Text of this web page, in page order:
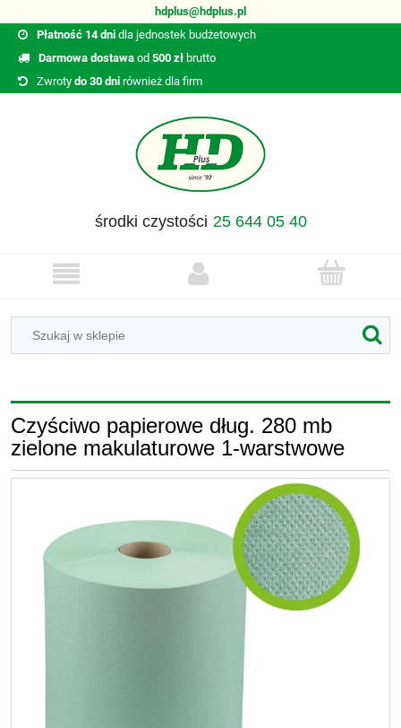
hdplus@hdplus.pl
Płatność 14 dni dla jednostek budżetowych
Darmowa dostawa od 500 zł brutto
Zwroty do 30 dni również dla firm
środki czystości 25 644 05 40
Czyściwo papierowe dług. 280 mb
zielone makulaturowe 1-warstwowe